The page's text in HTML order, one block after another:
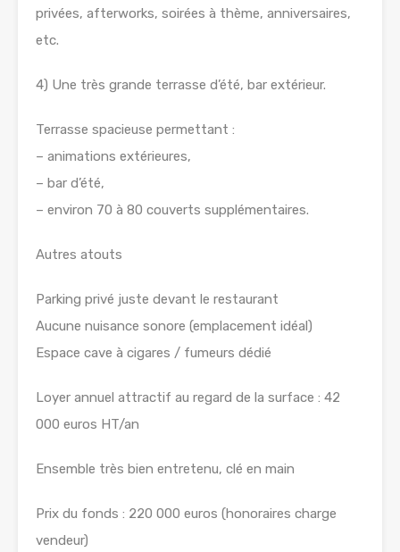
privées, afterworks, soirées à thème, anniversaires,
etc.
4) Une très grande terrasse d’été, bar extérieur.
Terrasse spacieuse permettant :
– animations extérieures,
– bar d’été,
– environ 70 à 80 couverts supplémentaires.
Autres atouts
Parking privé juste devant le restaurant
Aucune nuisance sonore (emplacement idéal)
Espace cave à cigares / fumeurs dédié
Loyer annuel attractif au regard de la surface : 42
000 euros HT/an
Ensemble très bien entretenu, clé en main
Prix du fonds : 220 000 euros (honoraires charge
vendeur)